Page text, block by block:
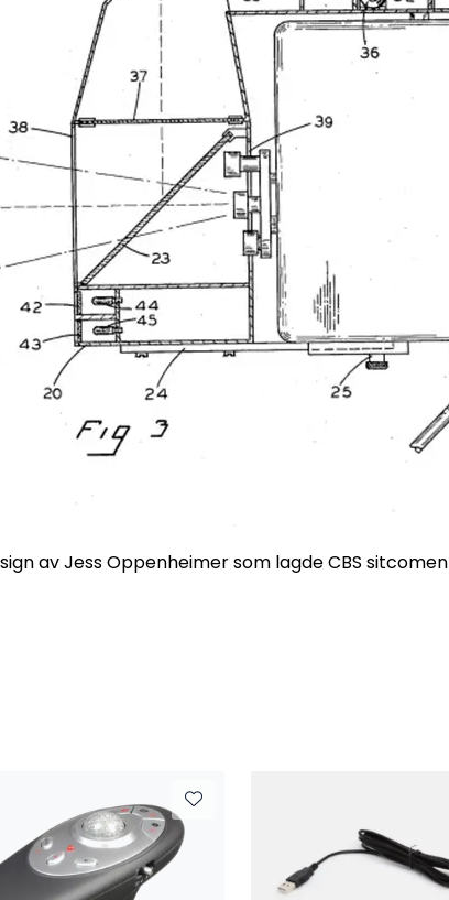
av Jess Oppenheimer som lagde CBS sitcomen